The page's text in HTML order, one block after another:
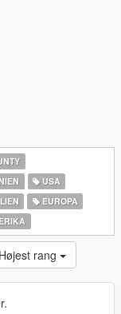
USA
EUROPA
Højest rang